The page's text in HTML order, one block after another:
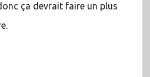
ça devrait faire un plus